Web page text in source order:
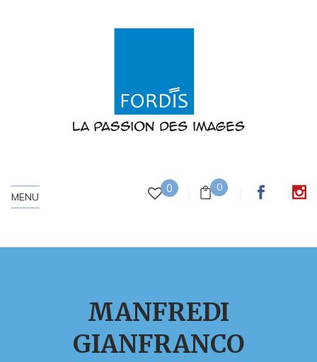
0 0
MENU
MANFREDI
GIANFRANCO